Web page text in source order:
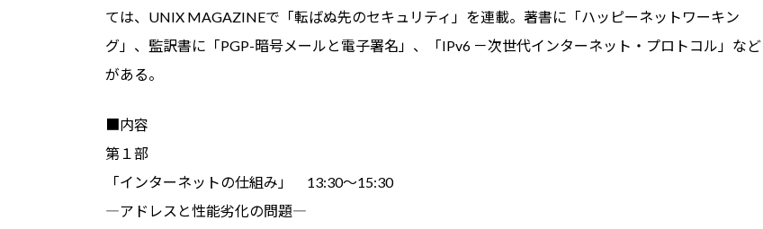
ては、UNIX MAGAZINEで「転ばぬ先のセキュリティ」を連載。著書に「ハッピーネットワーキン
グ」、監訳書に「PGP-暗号メールと電子署名」、「IPv6 －次世代インターネット・プロトコル」など
がある。
■内容
第１部
「インターネットの仕組み」 13:30～15:30
―アドレスと性能劣化の問題―